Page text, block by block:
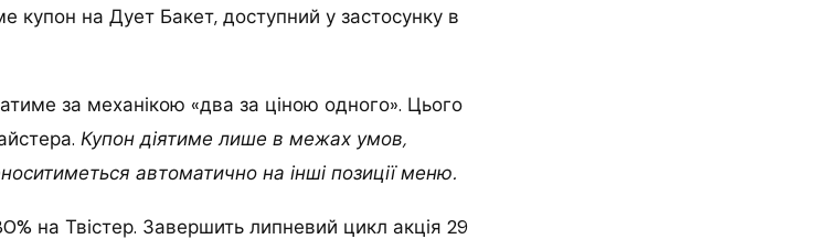
купон на Дует Бакет, доступний у застосунку в
за механікою «два за ціною одного». Цього
Купон діятиме лише в межах умов,
автоматично на інші позиції меню.
на Твістер. Завершить липневий цикл акція 29